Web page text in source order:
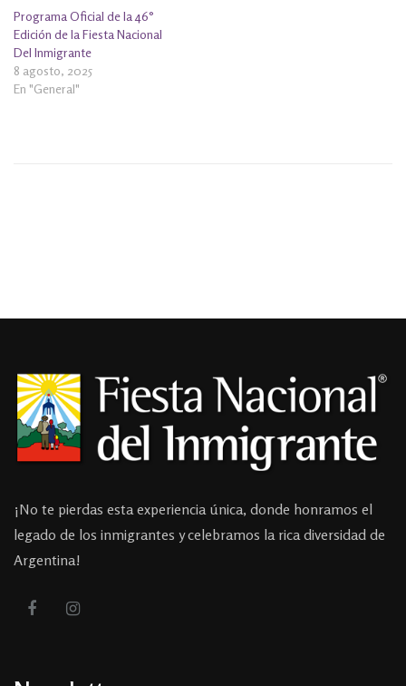
Programa Oficial de la 46°
Edición de la Fiesta Nacional
Del Inmigrante
8 agosto, 2025
En "General"
¡No te pierdas esta experiencia única, donde honramos el
legado de los inmigrantes y celebramos la rica diversidad de
Argentina!